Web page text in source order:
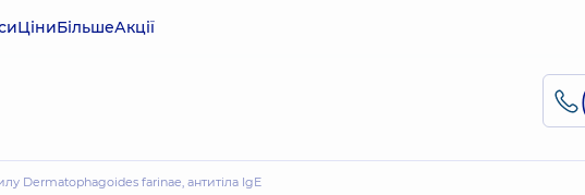
ЦіниБільшеАкції
Dermatophagoides farinae, антитіла IgE